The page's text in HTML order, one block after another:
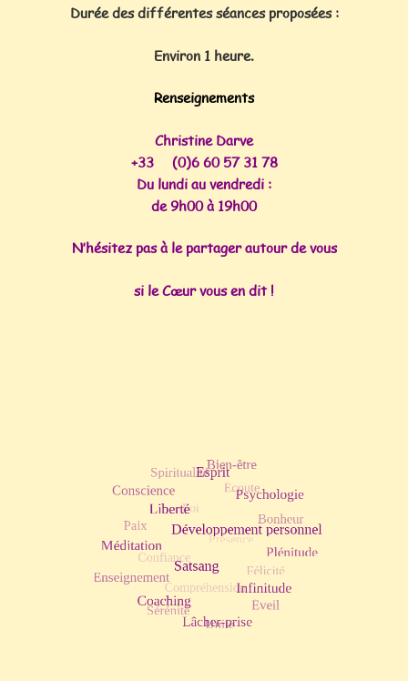
Durée des différentes séances proposées :
Environ 1 heure.
Renseignements
Christine Darve
+33 (0)6 60 57 31 78
Du lundi au vendredi :
de 9h00 à 19h00
N’hésitez pas à le partager autour de vous
si le Cœur vous en dit !